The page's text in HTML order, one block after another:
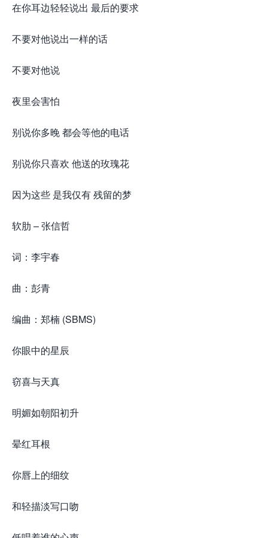
在你耳边轻轻说出 最后的要求
不要对他说出一样的话
不要对他说
夜里会害怕
别说你多晚 都会等他的电话
别说你只喜欢 他送的玫瑰花
因为这些 是我仅有 残留的梦
软肋 – 张信哲
词：李宇春
曲：彭青
编曲：郑楠 (SBMS)
你眼中的星辰
窃喜与天真
明媚如朝阳初升
晕红耳根
你唇上的细纹
和轻描淡写口吻